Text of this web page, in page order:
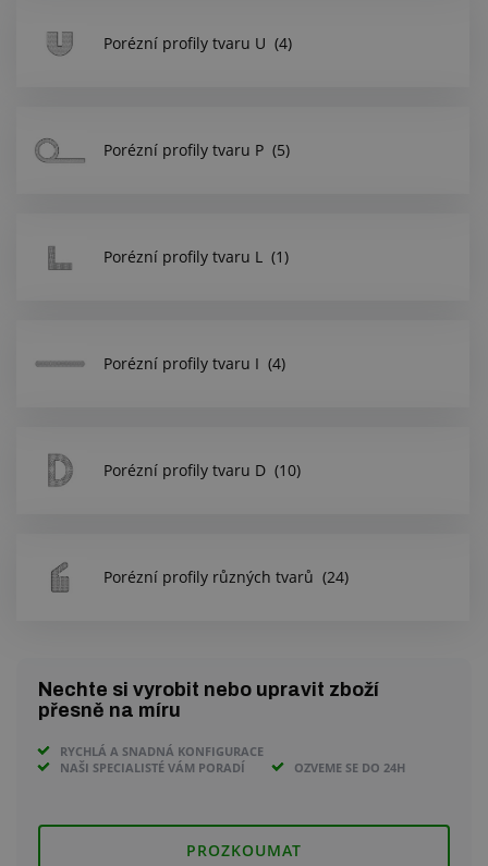
O nás a kariéraPorézní profily tvaru U (4)
Porézní profily tvaru P (5)
Porézní profily tvaru L (1)
Porézní profily tvaru I (4)
Porézní profily tvaru D (10)
Porézní profily různých tvarů (24)
Nechte si vyrobit nebo upravit zboží
přesně na míru
RYCHLÁ A SNADNÁ KONFIGURACE
NAŠI SPECIALISTÉ VÁM PORADÍ
OZVEME SE DO 24H
PROZKOUMAT